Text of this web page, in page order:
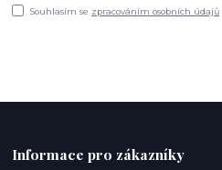
Souhlasím se zpracováním osobních údajů
Informace pro zákazníky